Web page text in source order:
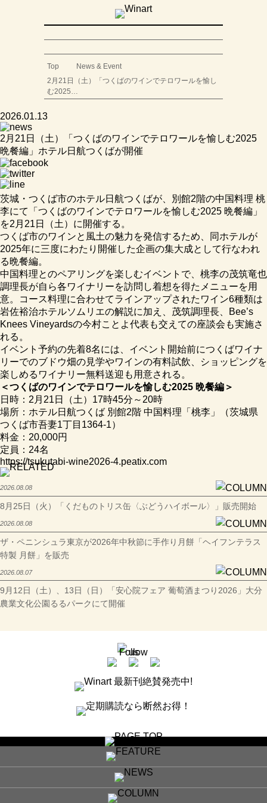
Top
News & Event
2月21日（土）「つくばのワインでテロワールを愉し
む2025…
2026.01.13
2月21日（土）「つくばのワインでテロワールを愉しむ2025
晩餐編」ホテル日航つくばが開催
茨城・つくば市のホテル日航つくばが、別館2階の中国料理 桃
李にて「つくばのワインでテロワールを愉しむ2025 晩餐編」
を2月21日（土）に開催する。
つくば市のワインと風土の魅力を発信するため、同ホテルが
2025年に三度にわたり開催した企画の集大成として行なわれ
る晩餐編。
中国料理とのペアリングを楽しむイベントで、桃李の茂筑竜也
調理長が自ら各ワイナリーを訪問し着想を得たメニューを用
意。コース料理に合わせてラインアップされたワイン6種類は
岩佐裕治ホテルソムリエの解説に加え、茂筑調理長、Bee’s
Knees Vineyardsの今村ことよ代表も交えての座談会も実施さ
れる。
イベント予約の先着8名には、イベント開始前につくばワイナ
リーでのブドウ畑の見学やワインの有料試飲、ショッピングを
楽しめるワイナリー無料送迎も用意される。
＜つくばのワインでテロワールを愉しむ2025 晩餐編＞
日時：2月21日（土）17時45分～20時
場所：ホテル日航つくば 別館2階 中国料理「桃李」（茨城県
つくば市吾妻1丁目1364-1）
料金：20,000円
定員：24名
https://tsukutabi-wine2026-4.peatix.com
2026.08.08
8月25日（火）「くだものトリス缶〈ぶどうハイボール〉」販売開始
2026.08.08
ザ・ペニンシュラ東京が2026年中秋節に手作り月餅「ヘイフンテラス
特製 月餅」を販売
2026.08.07
9月12日（土）、13日（日）「安心院フェア 葡萄酒まつり2026」大分
農業文化公園るるパークにて開催